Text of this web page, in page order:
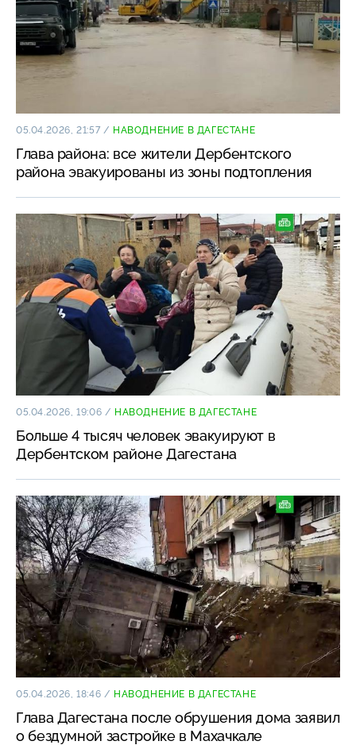
05.04.2026, 21:57/ НАВОДНЕНИЕ В ДАГЕСТАНЕ
Глава района: все жители Дербентского
района эвакуированы из зоны подтопления
05.04.2026, 19:06 / НАВОДНЕНИЕ В ДАГЕСТАНЕ
Больше 4 тысяч человек эвакуируют в
Дербентском районе Дагестана
05.04.2026, 18:46 / НАВОДНЕНИЕ В ДАГЕСТАНЕ
Глава Дагестана после обрушения дома заявил
о бездумной застройке в Махачкале